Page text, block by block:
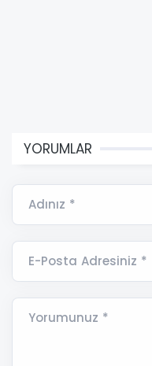
YORUMLAR
Adınız *
E-Posta Adresiniz *
Yorumunuz *